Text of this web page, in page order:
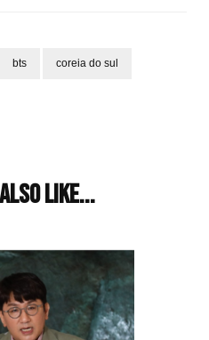
bts coreia do sul
also like...